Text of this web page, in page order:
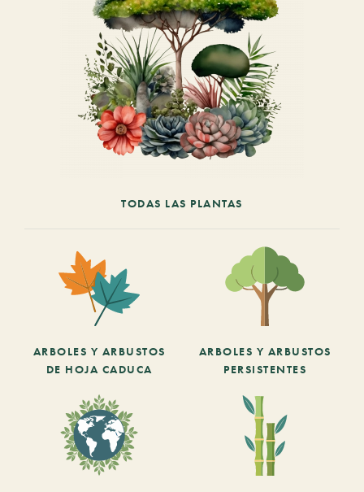
TODAS LAS PLANTAS
ARBOLES Y ARBUSTOS
DE HOJA CADUCA
ARBOLES Y ARBUSTOS
PERSISTENTES